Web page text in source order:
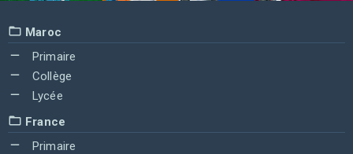
Maroc
Primaire
Collège
Lycée
France
Primaire